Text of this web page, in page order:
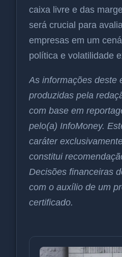
caixa livre e das
será crucial para
empresas em um
política e volatilidade
As informações deste
produzidas pela
com base em
pelo(a) InfoMoney.
caráter
constitui
Decisões financeiras
com o auxílio de um
certificado.